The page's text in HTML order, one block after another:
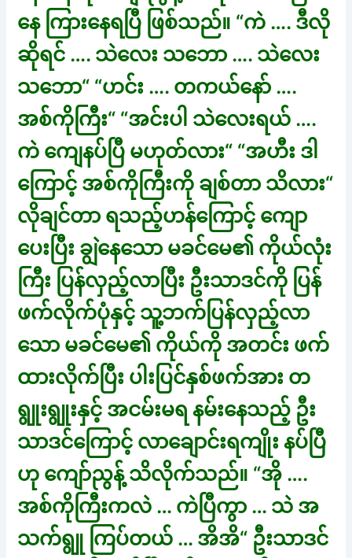
နေ ကြားနေရပြီ ဖြစ်သည်။ “ကဲ …. ဒီလို
ဆိုရင် …. သဲလေး သဘော …. သဲလေး
သဘော“ “ဟင်း …. တကယ်နော် ….
အစ်ကိုကြီး“ “အင်းပါ သဲလေးရယ် ….
ကဲ ကျေနပ်ပြီ မဟုတ်လား“ “အဟီး ဒါ
ကြောင့် အစ်ကိုကြီးကို ချစ်တာ သိလား“
လိုချင်တာ ရသည့်ဟန်ကြောင့် ကျော
ပေးပြီး ချွဲနေသော မခင်မေ၏ ကိုယ်လုံး
ကြီး ပြန်လှည့်လာပြီး ဦးသာဒင်ကို ပြန်
ဖက်လိုက်ပုံနှင့် သူ့ဘက်ပြန်လှည့်လာ
သော မခင်မေ၏ ကိုယ်ကို အတင်း ဖက်
ထားလိုက်ပြီး ပါးပြင်နှစ်ဖက်အား တ
ရွူးရွူးနှင့် အငမ်းမရ နမ်းနေသည့် ဦး
သာဒင်ကြောင့် လာချောင်းရကျိုး နပ်ပြီ
ဟု ကျော်ညွန့် သိလိုက်သည်။ “အို ….
အစ်ကိုကြီးကလဲ … ကဲပြီကွာ … သဲ အ
သက်ရွူ ကြပ်တယ် … အိအိ“ ဦးသာဒင်